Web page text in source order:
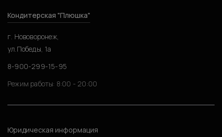
Кондитерская "Плюшка"
г. Нововоронеж,
ул.Победы, 1а
8-900-299-15-95
Режим работы: 8:00 - 20:00
Юридическая информация